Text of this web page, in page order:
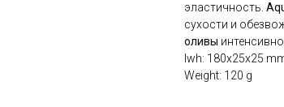
эластичность.
сухости и
оливы
lwh: 180x25x25
Weight: 120 g